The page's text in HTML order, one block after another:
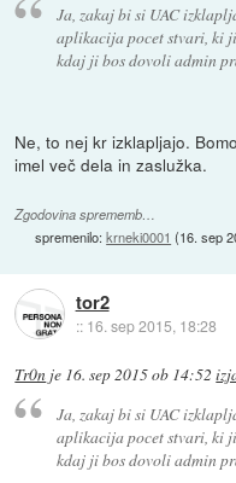
Ja, zakaj bi si UAC
aplikacija pocet stvari, ki
kdaj ji bos dovoli admin
Ne, to nej kr izklapljajo.
imel več dela in zaslužka.
Zgodovina sprememb…
spremenilo:krneki0001 (16. sep
tor2
:: 16. sep 2015, 18:28
Tr0n je 16. sep 2015 ob 14:52
Ja, zakaj bi si UAC
aplikacija pocet stvari, ki
kdaj ji bos dovoli admin